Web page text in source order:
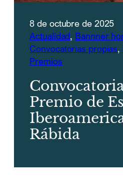
8 de octubre de 2025
Actualidad, Bannner
Convocatorias propias,
Premios
Premio de
Rábida